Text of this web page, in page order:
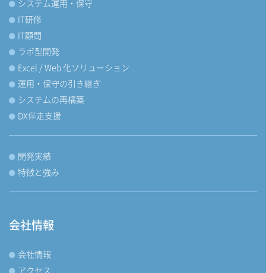
システム運用・保守
IT研修
IT顧問
ラボ型開発
Excel / Web 化ソリューション
運用・保守の引き継ぎ
システムの再構築
DX伴走支援
開発実績
特徴と強み
会社情報
会社情報
アクセス